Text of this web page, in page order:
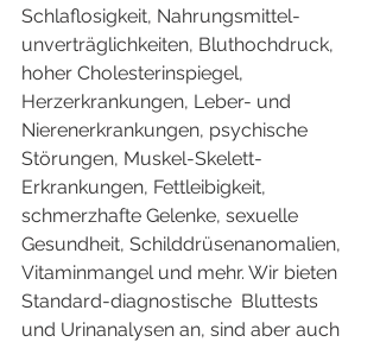
Schlaflosigkeit, Nahrungsmittel-
unverträglichkeiten, Bluthochdruck,
hoher Cholesterinspiegel,
Herzerkrankungen, Leber- und
Nierenerkrankungen, psychische
Störungen, Muskel-Skelett-
Erkrankungen, Fettleibigkeit,
schmerzhafte Gelenke, sexuelle
Gesundheit, Schilddrüsenanomalien,
Vitaminmangel und mehr. Wir bieten
Standard-diagnostische  Bluttests
und Urinanalysen an, sind aber auch